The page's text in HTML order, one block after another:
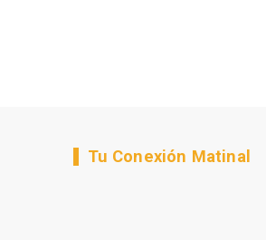
Tu Conexión Matinal